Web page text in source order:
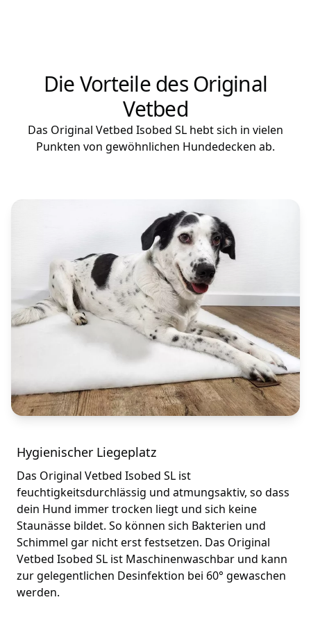
Die Vorteile des Original
Vetbed
Das Original Vetbed Isobed SL hebt sich in vielen
Punkten von gewöhnlichen Hundedecken ab.
Hygienischer Liegeplatz
Das Original Vetbed Isobed SL ist
feuchtigkeitsdurchlässig und atmungsaktiv, so dass
dein Hund immer trocken liegt und sich keine
Staunässe bildet. So können sich Bakterien und
Schimmel gar nicht erst festsetzen. Das Original
Vetbed Isobed SL ist Maschinenwaschbar und kann
zur gelegentlichen Desinfektion bei 60° gewaschen
werden.